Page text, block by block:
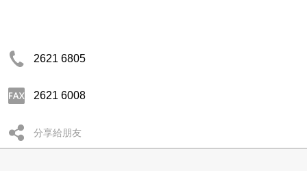
2621 6805
2621 6008
分享給朋友